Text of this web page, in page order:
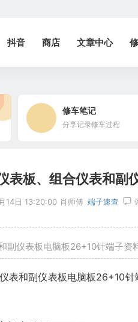
抖音 商店 文章中心
修车笔记
分享记录修车过程
表板、组合仪表和
14日 13:20:00 肖师傅 端子速查
副仪表板电脑板26+10针端子资料
表和副仪表板电脑板26+10